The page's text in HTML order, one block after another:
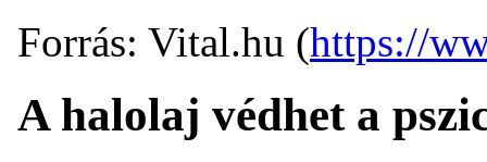
Forrás: Vital.hu (https://
A halolaj védhet a